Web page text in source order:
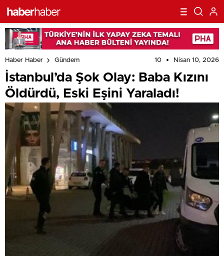
Haber Haber Gündem 10 Nisan 10, 2026
İstanbul’da Şok Olay: Baba Kızını
Öldürdü, Eski Eşini Yaraladı!